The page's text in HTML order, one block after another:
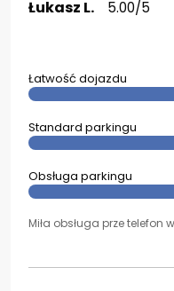
Łukasz L. 5.00/5
Łatwość dojazdu
Standard parkingu
Obsługa parkingu
Miła obsługa prze telefon